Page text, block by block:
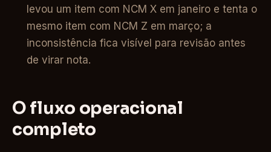
levou um item com NCM X em janeiro e tenta o
mesmo item com NCM Z em março; a
inconsistência fica visível para revisão antes
de virar nota.
O fluxo operacional
completo